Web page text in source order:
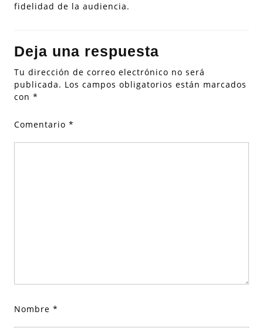
fidelidad de la audiencia.
Deja una respuesta
Tu dirección de correo electrónico no será
publicada. Los campos obligatorios están marcados
con *
Comentario *
Nombre *